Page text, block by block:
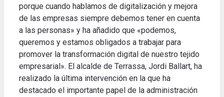
porque cuando hablamos de digitalización y mejora
de las empresas siempre debemos tener en cuenta
a las personas» y ha añadido que «podemos,
queremos y estamos obligados a trabajar para
promover la transformación digital de nuestro tejido
empresarial». El alcalde de Terrassa, Jordi Ballart, ha
realizado la última intervención en la que ha
destacado el importante papel de la administración